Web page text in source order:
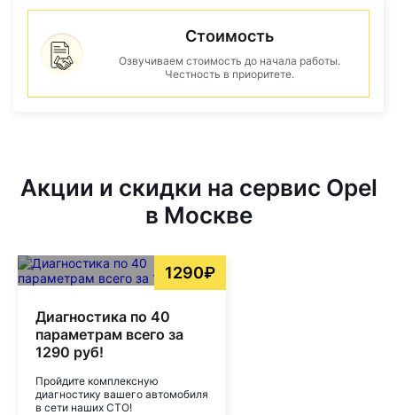
Стоимость
Озвучиваем стоимость до начала работы.
Честность в приоритете.
Акции и скидки на сервис Opel
в Москве
1290₽
Диагностика по 40
параметрам всего за
1290 руб!
Пройдите комплексную
диагностику вашего автомобиля
в сети наших СТО!